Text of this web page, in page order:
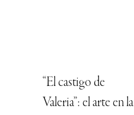
“El castigo de
Valeria”: el arte en la